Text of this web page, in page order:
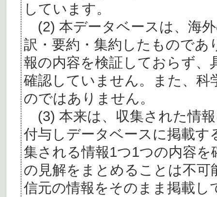
しています。
(2) 本データベースは、海
訳・要約・集約したものであ
報の内容を検証しておらず、
確認していません。また、
のではありません。
(3) 本来は、収集された情
付与しデータベースに掲載
集される情報1つ1つの内容
の見解をまとめることは不
信元の情報をそのまま掲載し